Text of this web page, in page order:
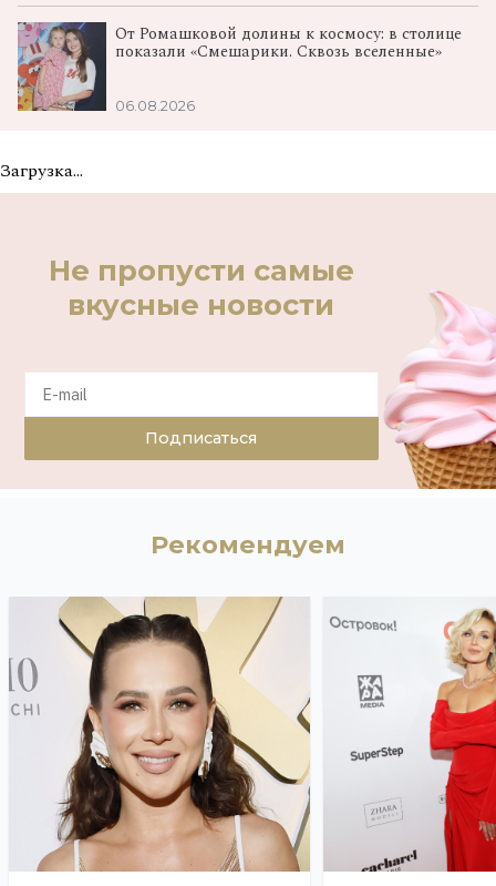
От Ромашковой долины к космосу: в столице
показали «Смешарики. Сквозь вселенные»
06.08.2026
Загрузка...
Не пропусти самые
вкусные новости
Подписаться
Рекомендуем